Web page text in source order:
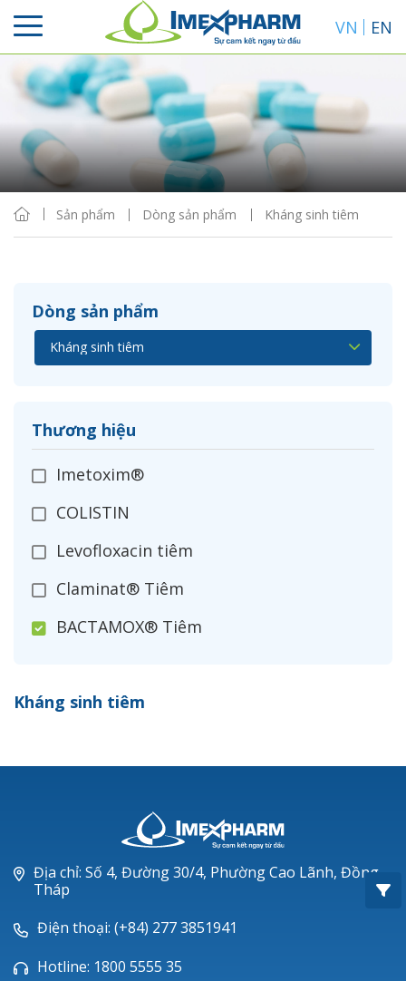
VN EN
Sản phẩm Dòng sản phẩm Kháng sinh tiêm
Dòng sản phẩm
Thương hiệu
Imetoxim®
COLISTIN
Levofloxacin tiêm
Claminat® Tiêm
BACTAMOX® Tiêm
Ceftizoxim®
Piperacillin
Ticarlinat®
Zobacta®
Bacsulfo®
Kháng sinh tiêm
Sắp xếp
Hiển thị
Địa chỉ: Số 4, Đường 30/4, Phường Cao Lãnh, Đồng
Tháp
Điện thoại: (+84) 277 3851941
Hotline: 1800 5555 35